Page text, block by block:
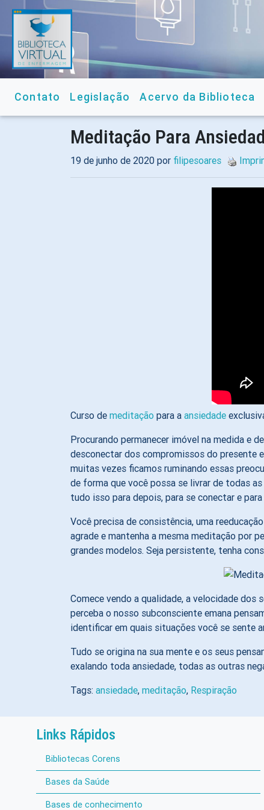
Contato Legislação Acervo da Biblioteca
Meditação Para
19 de junho de 2020 por filipesoares
Curso de meditação para a ansiedade
Procurando permanecer imóvel na medida e
desconectar dos compromissos do presente
muitas vezes ficamos ruminando essas
de forma que você possa se livrar de todas
tudo isso para depois, para se conectar e
Você precisa de consistência, uma
agrade e mantenha a mesma meditação por
grandes modelos. Seja persistente, tenha
Comece vendo a qualidade, a velocidade
perceba o nosso subconsciente emana
identificar em quais situações você se sente
Tudo se origina na sua mente e os seus
exalando toda ansiedade, todas as outras
Tags: ansiedade, meditação, Respiração
Links Rápidos
Bibliotecas Corens
Bases da Saúde
Bases de conhecimento